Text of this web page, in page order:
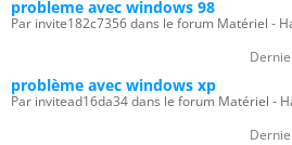
probleme avec windows 98
Par invite182c7356 dans le forum Matériel -
problème avec windows xp
Par invitead16da34 dans le forum Matériel -